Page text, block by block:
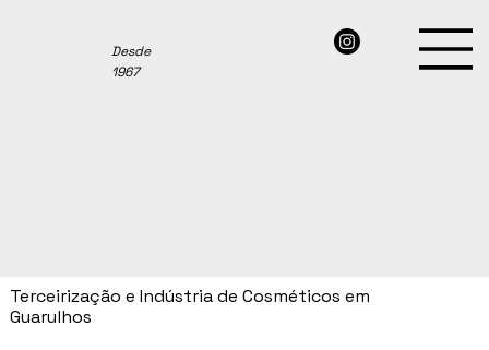
Desde
1967
Terceirização e Indústria de Cosméticos em
Guarulhos